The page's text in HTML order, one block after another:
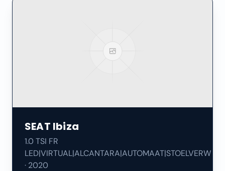
SEAT Ibiza
1.0 TSI FR
LED|VIRTUAL|ALCANTARA|AUTOMAAT|STOELVERW
· 2020